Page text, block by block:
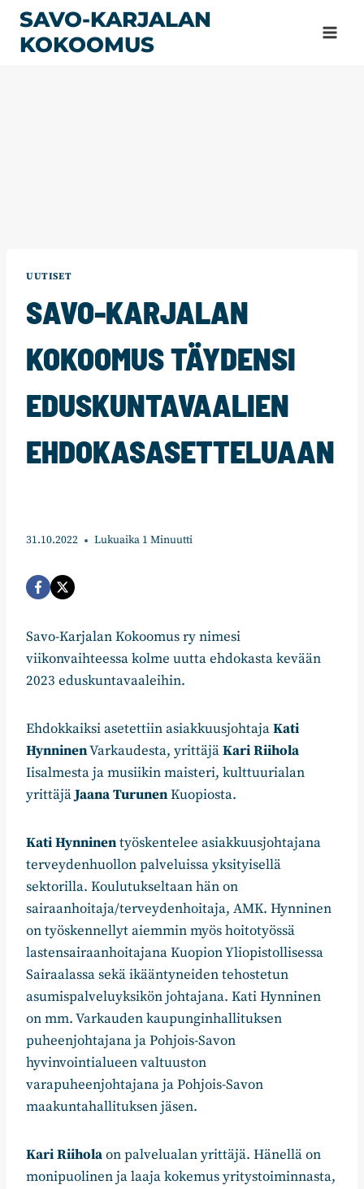
Siirry
sisältöön
SAVO-KARJALAN
KOKOOMUS
UUTISET
SAVO-KARJALAN
KOKOOMUS TÄYDENSI
EDUSKUNTAVAALIEN
EHDOKASASETTELUAAN
31.10.2022 Lukuaika 1 Minuutti
Savo-Karjalan Kokoomus ry nimesi
viikonvaihteessa kolme uutta ehdokasta kevään
2023 eduskuntavaaleihin.
Ehdokkaiksi asetettiin asiakkuusjohtajaKati
HynninenVarkaudesta, yrittäjäKari Riihola
Iisalmesta ja musiikin maisteri, kulttuurialan
yrittäjäJaana TurunenKuopiosta.
Kati Hynninentyöskentelee asiakkuusjohtajana
terveydenhuollon palveluissa yksityisellä
sektorilla. Koulutukseltaan hän on
sairaanhoitaja/terveydenhoitaja, AMK. Hynninen
on työskennellyt aiemmin myös hoitotyössä
lastensairaanhoitajana Kuopion Yliopistollisessa
Sairaalassa sekä ikääntyneiden tehostetun
asumispalveluyksikön johtajana. Kati Hynninen
on mm. Varkauden kaupunginhallituksen
puheenjohtajana ja Pohjois-Savon
hyvinvointialueen valtuuston
varapuheenjohtajana ja Pohjois-Savon
maakuntahallituksen jäsen.
Kari Riiholaon palvelualan yrittäjä. Hänellä on
monipuolinen ja laaja kokemus yritystoiminnasta,